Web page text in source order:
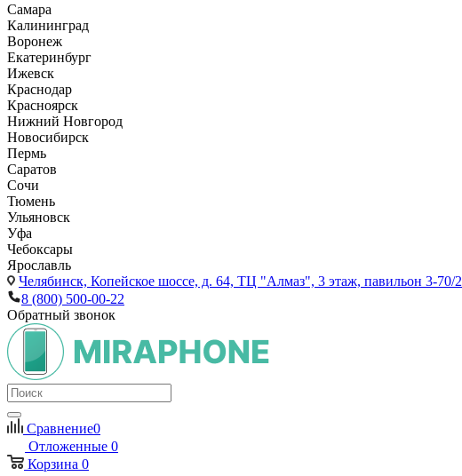
Самара
Калининград
Воронеж
Екатеринбург
Ижевск
Краснодар
Красноярск
Нижний Новгород
Новосибирск
Пермь
Саратов
Сочи
Тюмень
Ульяновск
Уфа
Чебоксары
Ярославль
Челябинск, Копейское шоссе, д. 64, ТЦ "Алмаз", 3 этаж, павильон 3-70/2
8 (800) 500-00-22
Обратный звонок
Сравнение0
Отложенные 0
Корзина 0